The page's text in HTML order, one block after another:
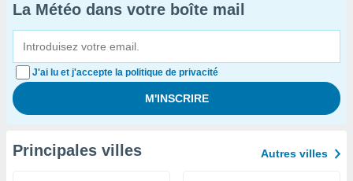
La Météo dans votre boîte mail
J'ai lu et j'accepte la politique de privacité
Principales villes Autres villes